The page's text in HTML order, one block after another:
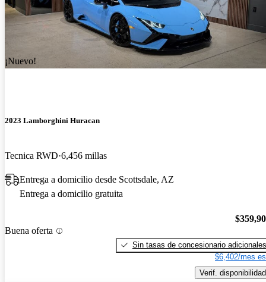
¡Nuevo!
2023 Lamborghini Huracan
Tecnica RWD 6,456 millas
Entrega a domicilio desde Scottsdale, AZ
Entrega a domicilio gratuita
Buena oferta
Sin tasas de concesionario adicionales
$6,402/mes
Verif. disponibilidad